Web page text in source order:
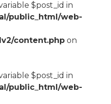
$post_id in
public_html/web-
content.phpon
$post_id in
public_html/web-